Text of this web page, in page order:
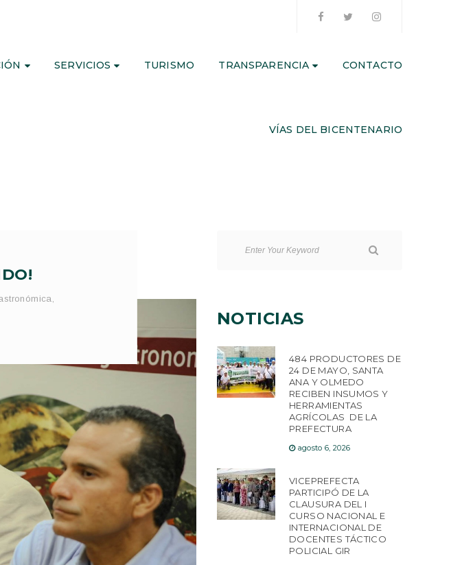
SERVICIOS TURISMO TRANSPARENCIA CONTACTO
VÍAS DEL BICENTENARIO
NOTICIAS
484 PRODUCTORES DE
24 DE MAYO, SANTA
ANA Y OLMEDO
RECIBEN INSUMOS Y
HERRAMIENTAS
AGRÍCOLAS DE LA
PREFECTURA
agosto 6, 2026
VICEPREFECTA
PARTICIPÓ DE LA
CLAUSURA DEL I
CURSO NACIONAL E
INTERNACIONAL DE
DOCENTES TÁCTICO
POLICIAL GIR